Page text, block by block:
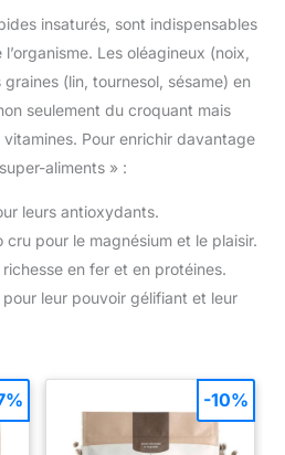
fruits pour consommer en
smoothie. Nutripure propose
des arômes avec 70% à 90%
d'ingrédients BIO naturels afin
agréable et subtil possible.
alimentaire made in France.
Protéine vegan et bio avec une
absence de ballonnements. La
fondamentales - Nutripure
propose des compléments
alimentaires sans additifs ni
colorants, sans OGM, sans
pesticides.
insaturés, sont indispensables
Les oléagineux (noix,
(lin, tournesol, sésame) en
seulement du croquant mais
Pour enrichir davantage
aliments » :
leurs antioxydants.
cru pour le magnésium et le plaisir.
en fer et en protéines.
leur pouvoir gélifiant et leur
-10%